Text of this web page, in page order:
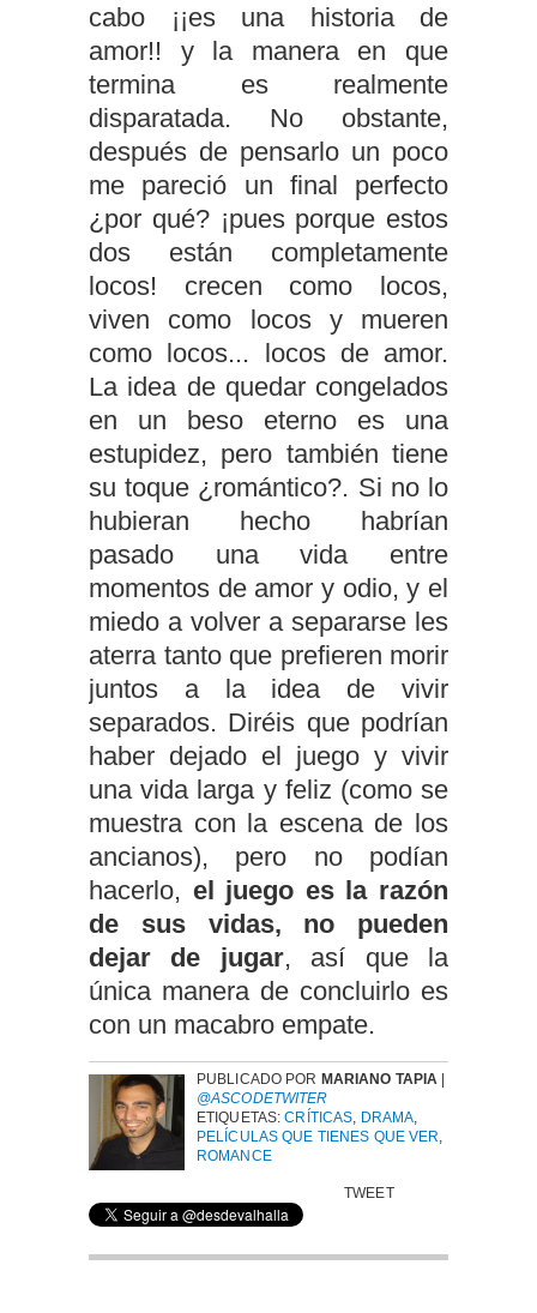
cabo ¡¡es una historia de
amor!! y la manera en que
termina es realmente
disparatada. No obstante,
después de pensarlo un poco
me pareció un final perfecto
¿por qué? ¡pues porque estos
dos están completamente
locos! crecen como locos,
viven como locos y mueren
como locos... locos de amor.
La idea de quedar congelados
en un beso eterno es una
estupidez, pero también tiene
su toque ¿romántico?. Si no lo
hubieran hecho habrían
pasado una vida entre
momentos de amor y odio, y el
miedo a volver a separarse les
aterra tanto que prefieren morir
juntos a la idea de vivir
separados. Diréis que podrían
haber dejado el juego y vivir
una vida larga y feliz (como se
muestra con la escena de los
ancianos), pero no podían
hacerlo, el juego es la razón
de sus vidas, no pueden
dejar de jugar, así que la
única manera de concluirlo es
con un macabro empate.
PUBLICADO POR MARIANO TAPIA
@ASCODETWITER
ETIQUETAS:CRÍTICAS, DRAMA,
PELÍCULAS QUE TIENES QUE VER,
ROMANCE
TWEET